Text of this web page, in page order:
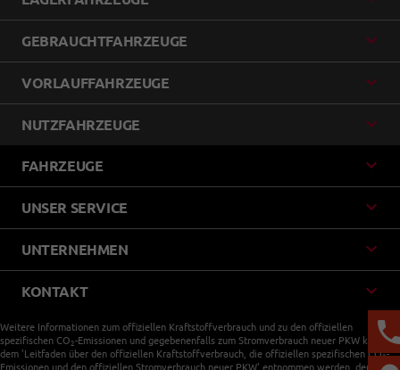
GEBRAUCHTFAHRZEUGE
VORLAUFFAHRZEUGE
NUTZFAHRZEUGE
FAHRZEUGE
UNSER SERVICE
UNTERNEHMEN
KONTAKT
Weitere Informationen zum offiziellen Kraftstoffverbrauch und zu den offiziellen
spezifischen CO 2-Emissionen und gegebenenfalls zum Stromverbrauch neuer PKW können
dem 'Leitfaden über den offiziellen Kraftstoffverbrauch, die offiziellen spezifischen CO2-
Emissionen und den offiziellen Stromverbrauch neuer PKW' entnommen werden, der an